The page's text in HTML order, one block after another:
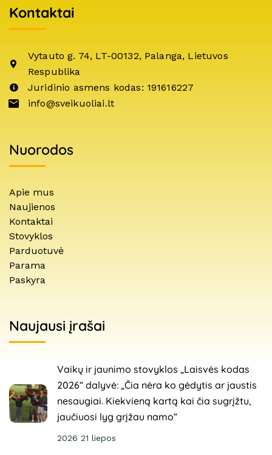
Kontaktai
Vytauto g. 74, LT-00132, Palanga, Lietuvos
Respublika
Juridinio asmens kodas: 191616227
info@sveikuoliai.lt
Nuorodos
Apie mus
Naujienos
Kontaktai
Stovyklos
Parduotuvė
Parama
Paskyra
Naujausi įrašai
Vaikų ir jaunimo stovyklos „Laisvės kodas
2026“ dalyvė: „Čia nėra ko gėdytis ar jaustis
nesaugiai. Kiekvieną kartą kai čia sugrįžtu,
jaučiuosi lyg grįžau namo“
2026 21 liepos